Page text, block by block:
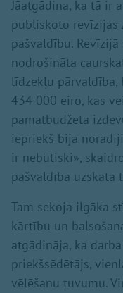
Jāatgādina, ka tā ir
publiskoto revīzijas
pašvaldību.
nodrošināta
līdzekļu
434 000 eiro, kas
pamatbudžeta
iepriekš bija
ir nebūtiski»,
pašvaldība uzskata
Tam sekoja ilgāka
kārtību un
atgādināja, ka
priekšsēdētājs,
vēlēšanu tuvumu.